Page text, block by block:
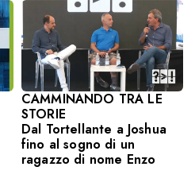
CAMMINANDO TRA LE
STORIE
Dal Tortellante a Joshua
fino al sogno di un
ragazzo di nome Enzo